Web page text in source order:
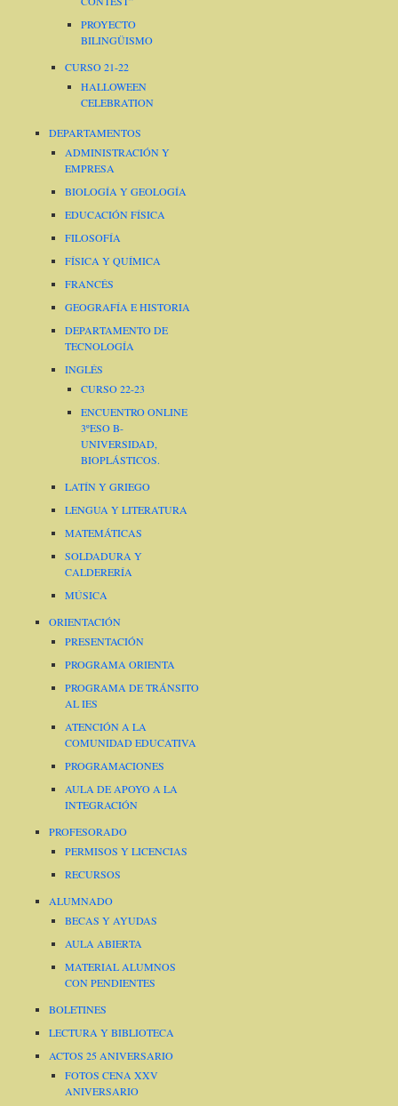
PROYECTO
BILINGÜISMO
CURSO 21-22
HALLOWEEN
CELEBRATION
DEPARTAMENTOS
ADMINISTRACIÓN Y
EMPRESA
BIOLOGÍA Y GEOLOGÍA
EDUCACIÓN FÍSICA
FILOSOFÍA
FÍSICA Y QUÍMICA
FRANCÉS
GEOGRAFÍA E HISTORIA
DEPARTAMENTO DE
TECNOLOGÍA
INGLÉS
CURSO 22-23
ENCUENTRO ONLINE
3ºESO B-
UNIVERSIDAD,
BIOPLÁSTICOS.
LATÍN Y GRIEGO
LENGUA Y LITERATURA
MATEMÁTICAS
SOLDADURA Y
CALDERERÍA
MÚSICA
ORIENTACIÓN
PRESENTACIÓN
PROGRAMA ORIENTA
PROGRAMA DE TRÁNSITO
AL IES
ATENCIÓN A LA
COMUNIDAD EDUCATIVA
PROGRAMACIONES
AULA DE APOYO A LA
INTEGRACIÓN
PROFESORADO
PERMISOS Y LICENCIAS
RECURSOS
ALUMNADO
BECAS Y AYUDAS
AULA ABIERTA
MATERIAL ALUMNOS
CON PENDIENTES
BOLETINES
LECTURA Y BIBLIOTECA
ACTOS 25 ANIVERSARIO
FOTOS CENA XXV
ANIVERSARIO